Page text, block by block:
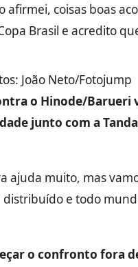
afirmei, coisas boas
Brasil e acredito
João Neto/Fotojump
o Hinode/Barueri
junto com a
ajuda muito, mas
e todo
o confronto fora